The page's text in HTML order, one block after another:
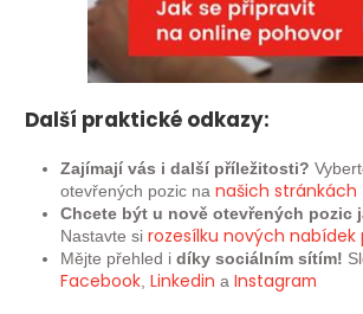
Další praktické odkazy:
Zajímají vás i další příležitosti?
otevřených pozic na našich stránkách
Chcete být u nově otevřených pozic
Nastavte si rozesílku nových nabídek
Mějte přehled i díky sociálním sítím!
Facebook, Linkedin a Instagram